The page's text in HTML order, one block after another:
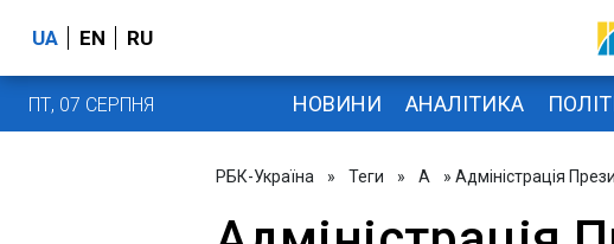
UA EN RU
ПТ, 07 СЕРПНЯ НОВИНИ АНАЛІТИКА
РБК-Україна » Теги » А » Адміністрація